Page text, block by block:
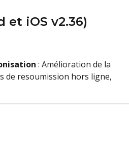
et iOS v2.36)
: Amélioration de la
de resoumission hors ligne,